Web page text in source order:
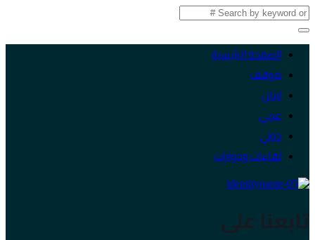
الصفحة الرئيسية
موقف
لبنان
عربي
دولي
لقاءات وحوارات
تابعنا على